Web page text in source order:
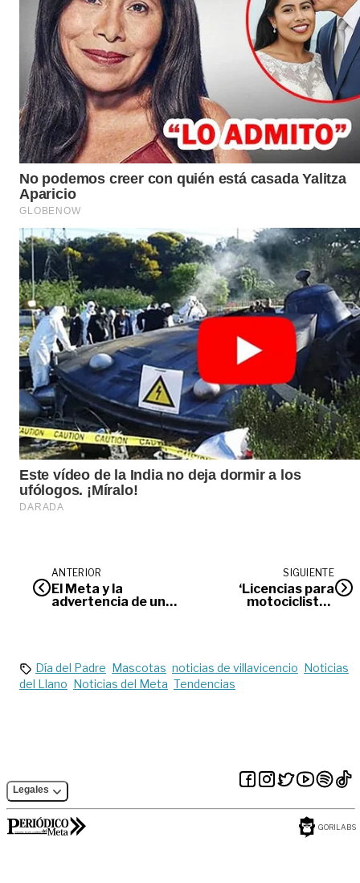
ANTERIOR
El Meta y la
advertencia de una
SIGUIENTE
‘Licencias para
motociclistas
Día del Padre Mascotas noticias de villavicencio Noticias
del Llano Noticias del Meta Tendencias
Legales
GORILABS